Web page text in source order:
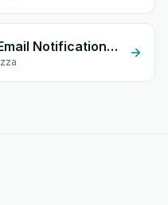
Big Delivery + Email Notifications by eGrow